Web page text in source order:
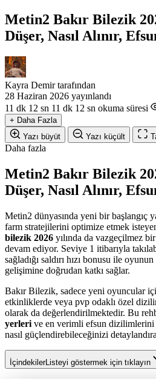
Metin2 Bakır Bilezik
Düşer, Nasıl Alınır,
Kayra Demirtarafından
28 Haziran 2026 yayınlandı
11 dk 12 sn 11 dk 12 sn okuma süresi
+ Daha Fazla
Yazı büyüt
Yazı küçült
Daha fazla
Metin2 Bakır Bilezik
Düşer, Nasıl Alınır,
Metin2 dünyasında yeni bir başlangıç
farm stratejilerini optimize etmek
bilezik 2026 yılında da vazgeçilmez
devam ediyor. Seviye 1 itibarıyla
sağladığı saldırı hızı bonusu ile
gelişimine doğrudan katkı sağlar.
Bakır Bilezik, sadece yeni oyuncular
etkinliklerde veya pvp odaklı özel
olarak da değerlendirilmektedir. Bu
yerleri ve en verimli efsun
nasıl güçlendirebileceğinizi
İçindekilerListeyi göstermek için tıklayın